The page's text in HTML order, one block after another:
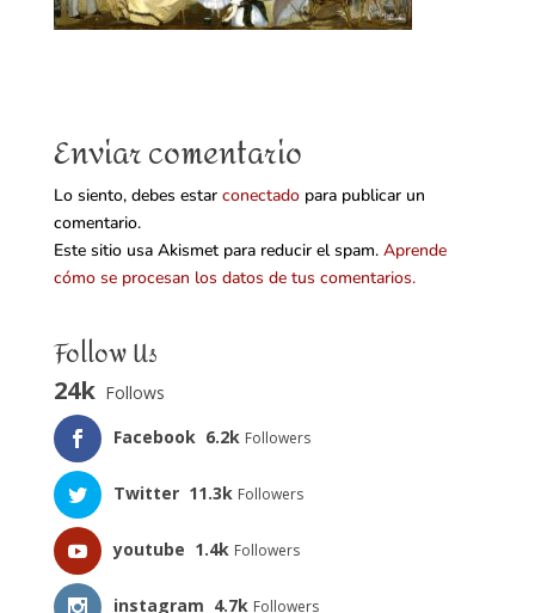
Enviar comentario
Lo siento, debes estar conectadopara publicar un
comentario.
Este sitio usa Akismet para reducir el spam. Aprende
cómo se procesan los datos de tus comentarios.
Follow Us
24k Follows
Facebook 6.2k Followers
Twitter 11.3k Followers
youtube 1.4k Followers
instagram 4.7k Followers